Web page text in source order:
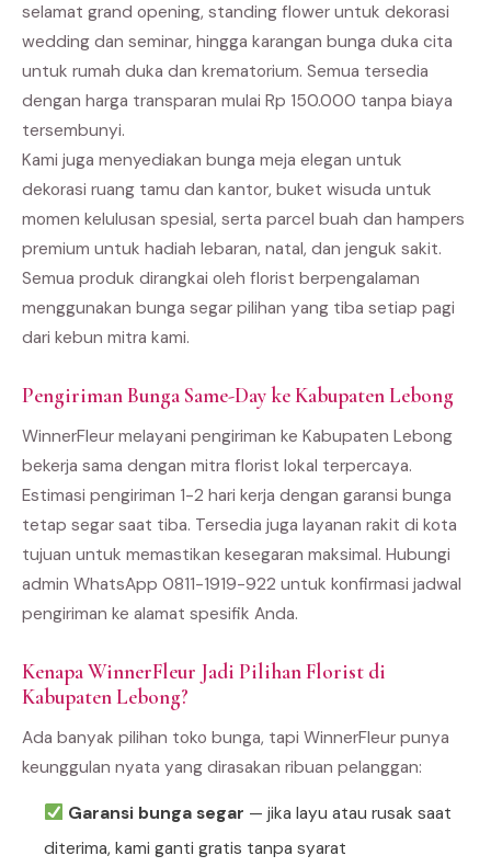
selamat grand opening, standing flower untuk dekorasi
wedding dan seminar, hingga karangan bunga duka cita
untuk rumah duka dan krematorium. Semua tersedia
dengan harga transparan mulai Rp 150.000 tanpa biaya
tersembunyi.
Kami juga menyediakan bunga meja elegan untuk
dekorasi ruang tamu dan kantor, buket wisuda untuk
momen kelulusan spesial, serta parcel buah dan hampers
premium untuk hadiah lebaran, natal, dan jenguk sakit.
Semua produk dirangkai oleh florist berpengalaman
menggunakan bunga segar pilihan yang tiba setiap pagi
dari kebun mitra kami.
Pengiriman Bunga Same-Day ke Kabupaten Lebong
WinnerFleur melayani pengiriman ke Kabupaten Lebong
bekerja sama dengan mitra florist lokal terpercaya.
Estimasi pengiriman 1-2 hari kerja dengan garansi bunga
tetap segar saat tiba. Tersedia juga layanan rakit di kota
tujuan untuk memastikan kesegaran maksimal. Hubungi
admin WhatsApp 0811-1919-922 untuk konfirmasi jadwal
pengiriman ke alamat spesifik Anda.
Kenapa WinnerFleur Jadi Pilihan Florist di
Kabupaten Lebong?
Ada banyak pilihan toko bunga, tapi WinnerFleur punya
keunggulan nyata yang dirasakan ribuan pelanggan:
Garansi bunga segar — jika layu atau rusak saat
diterima, kami ganti gratis tanpa syarat